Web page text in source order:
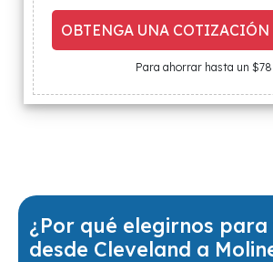
OBTENGA UNA COTIZACIÓN
Para ahorrar hasta un $78
¿Por qué elegirnos
desde Cleveland a